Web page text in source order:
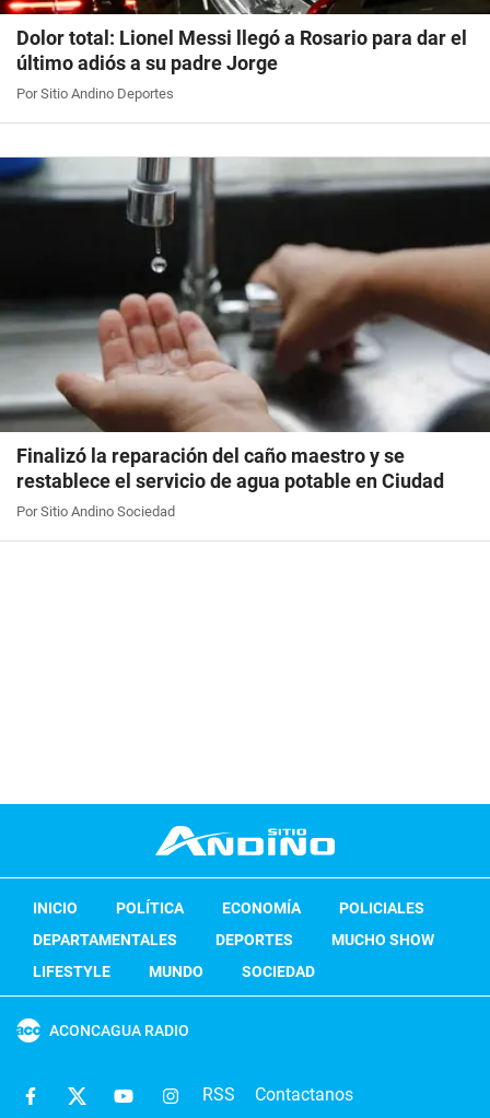
Dolor total: Lionel Messi llegó a Rosario para dar el
último adiós a su padre Jorge
Por Sitio Andino Deportes
Finalizó la reparación del caño maestro y se
restablece el servicio de agua potable en Ciudad
Por Sitio Andino Sociedad
INICIO POLÍTICA ECONOMÍA
POLICIALES
DEPARTAMENTALES
DEPORTES
MUCHO SHOW
LIFESTYLE
MUNDO SOCIEDAD
ACONCAGUA RADIO
RSS Contactanos